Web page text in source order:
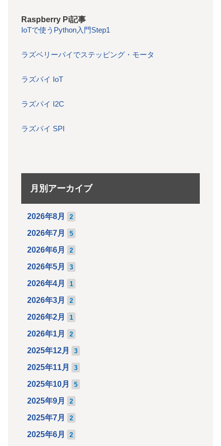
Raspberry Pi記事
IoTで使うPython入門Step1
ラズベリーパイでステッピング・モータ
ラズパイ IoT
ラズパイ I2C
ラズパイ SPI
月別アーカイブ
2026年8月 2
2026年7月 5
2026年6月 2
2026年5月 3
2026年4月 1
2026年3月 2
2026年2月 1
2026年1月 2
2025年12月 3
2025年11月 3
2025年10月 5
2025年9月 2
2025年7月 2
2025年6月 2